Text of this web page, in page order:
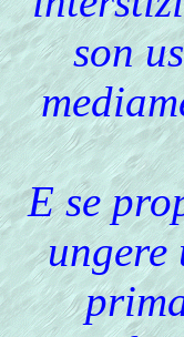
son
E se